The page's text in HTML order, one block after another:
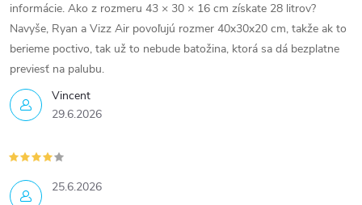
Vincent
29.6.2026
informácie. Ako z rozmeru 43 × 30 × 16 cm získate 28 litrov?
Navyše, Ryan a Vizz Air povoľujú rozmer 40x30x20 cm, takže ak to
berieme poctivo, tak už to nebude batožina, ktorá sa dá bezplatne
previesť na palubu.
25.6.2026